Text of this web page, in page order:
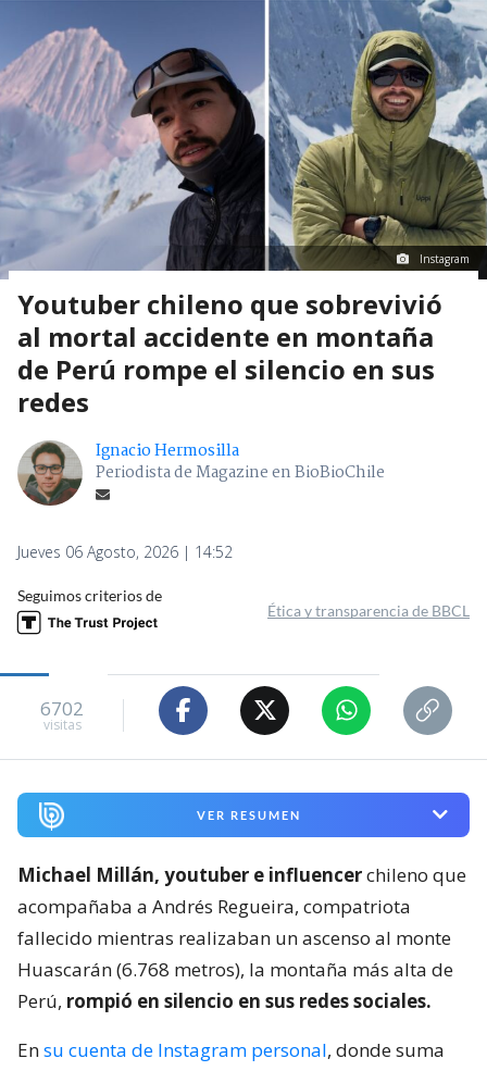
Instagram
Youtuber chileno que sobrevivió
al mortal accidente en montaña
de Perú rompe el silencio en sus
redes
Ignacio Hermosilla
Periodista de Magazine en BioBioChile
Jueves 06 Agosto, 2026 | 14:52
Seguimos criterios de
Ética y transparencia de BBCL
6702
visitas
VER RESUMEN
Michael Millán, youtuber e influencerchileno que
acompañaba a Andrés Regueira, compatriota
fallecido mientras realizaban un ascenso al monte
Huascarán (6.768 metros), la montaña más alta de
Perú, rompió en silencio en sus redes sociales.
Ensu cuenta de Instagram personal, donde suma